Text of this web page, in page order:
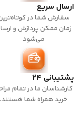
ارسال سریع
سفارش شما در
زمان ممکن پردازش و
می‌شود
پشتیبانی ۲۴
کارشناسان ما در تمام
خرید همراه شما هستند.